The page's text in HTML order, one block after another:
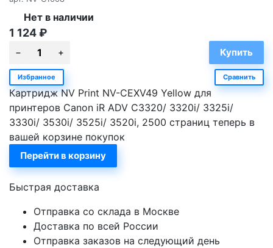
Нет в наличии
1 124₽
Избранное Сравнить
Картридж NV Print NV-CEXV49 Yellow для
принтеров Canon iR ADV C3320/ 3320i/ 3325i/
3330i/ 3530i/ 3525i/ 3520i, 2500 страниц теперь в
вашей корзине покупок
Перейти в корзину
Быстрая доставка
Отправка со склада в Москве
Доставка по всей России
Отправка заказов на следующий день